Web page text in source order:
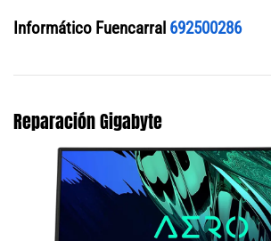
Informático Fuencarral 692500286
Reparación Gigabyte